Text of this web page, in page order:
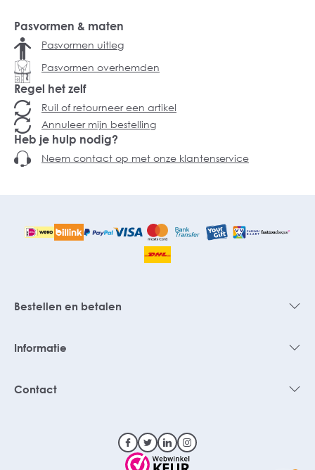
Pasvormen & maten
Pasvormen uitleg
Pasvormen overhemden
Regel het zelf
Ruil of retourneer een artikel
Annuleer mijn bestelling
Heb je hulp nodig?
Neem contact op met onze klantenservice
Bestellen en betalen
Informatie
Contact